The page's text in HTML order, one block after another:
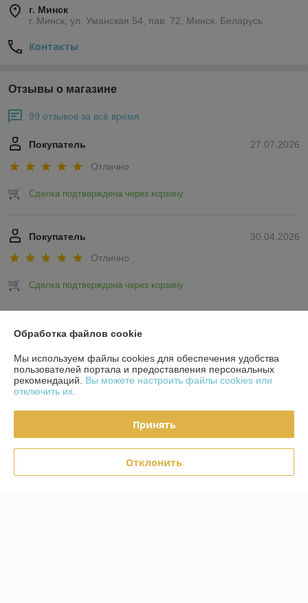
г. Минск
г. Минск, ул. Уманская 54, пав. 72, Минск, Беларусь
Контакты
Отзывы о магазине
99 отзывов за всё время
27.07.2026
Покупатель
Отлично
Сделка подтверждена через корзину
30.04.2026
Покупатель
Отлично
Сделка подтверждена через корзину
О нас
Контакты
Обработка файлов cookie
Мы используем файлы cookies для обеспечения удобства
пользователей портала и предоставления персональных
рекомендаций. Вы можете настроить файлы cookies или
отключить их.
Принять
Отклонить